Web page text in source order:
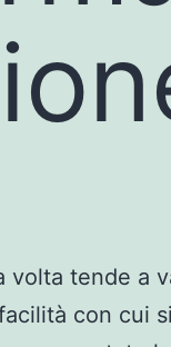
volta tende a
con cui